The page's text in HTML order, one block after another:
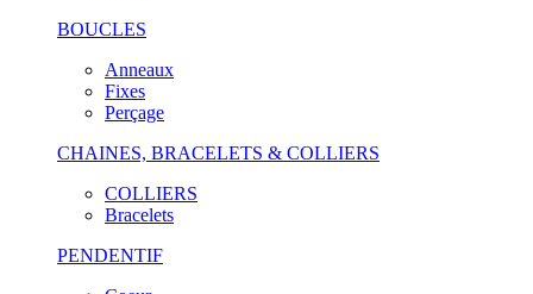
BOUCLES
Anneaux
Fixes
Perçage
CHAINES, BRACELETS & COLLIERS
COLLIERS
Bracelets
PENDENTIF